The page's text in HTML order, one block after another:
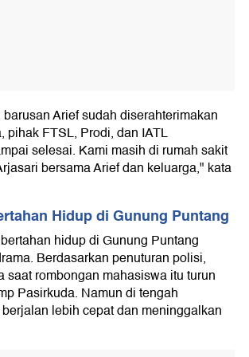
Arief sudah diserahterimakan
pihak FTSL, Prodi, dan IATL
selesai. Kami masih di rumah sakit
bersama Arief dan keluarga," kata
Hidup di Gunung Puntang
hidup di Gunung Puntang
Berdasarkan penuturan polisi,
saat rombongan mahasiswa itu turun
Pasirkuda. Namun di tengah
lebih cepat dan meninggalkan